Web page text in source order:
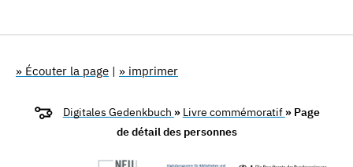
» Écouter la page | » imprimer
Digitales Gedenkbuch » Livre commémoratif » Page
de détail des personnes